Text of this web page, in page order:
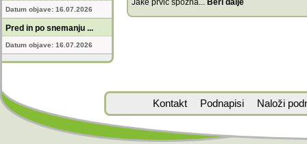
Datum objave: 16.07.2026
Pred in po snemanju ...
Datum objave: 16.07.2026
Jake prvič spozna... Beri dalje
Kontakt Podnapisi Naloži